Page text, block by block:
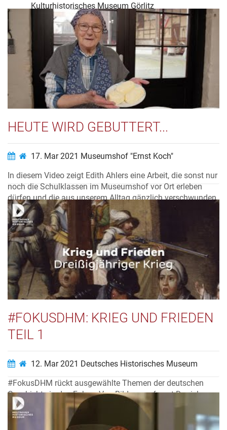
Kulturhistorisches Museum Görlitz
Video ansehen…
HEUTE WIRD GEBUTTERT...
17. Mar 2021 Museumshof "Ernst Koch"
In diesem Video zeigt Edith Ahlers eine Arbeit, die sonst nur
noch die Schulklassen im Museumshof vor Ort erleben
dürfen und die aus unserem Alltag gänzlich verschwunden
ist – das Buttern!
Video ansehen…
#FOKUSDHM: KRIEG UND FRIEDEN
TEIL 1
12. Mar 2021 Deutsches Historisches Museum
#FokusDHM rückt ausgewählte Themen der deutschen
Geschichte in den Fokus. Von Bildungsreferent Daniel
Sauer erfahren wir mehr über einzelne Kriege in der
deutschen Geschichte.